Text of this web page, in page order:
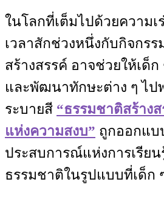
ในโลกที่เต็มไปด้วยความเ
เวลาสักช่วงหนึ่งกับกิจกรร
สร้างสรรค์ อาจช่วยให้เด็
และพัฒนาทักษะต่าง ๆ ไ
ระบายสี “ธรรมชาติสร้าง
แห่งความสงบ” ถูกออกแบ
ประสบการณ์แห่งการเรีย
ธรรมชาติในรูปแบบที่เด็ก